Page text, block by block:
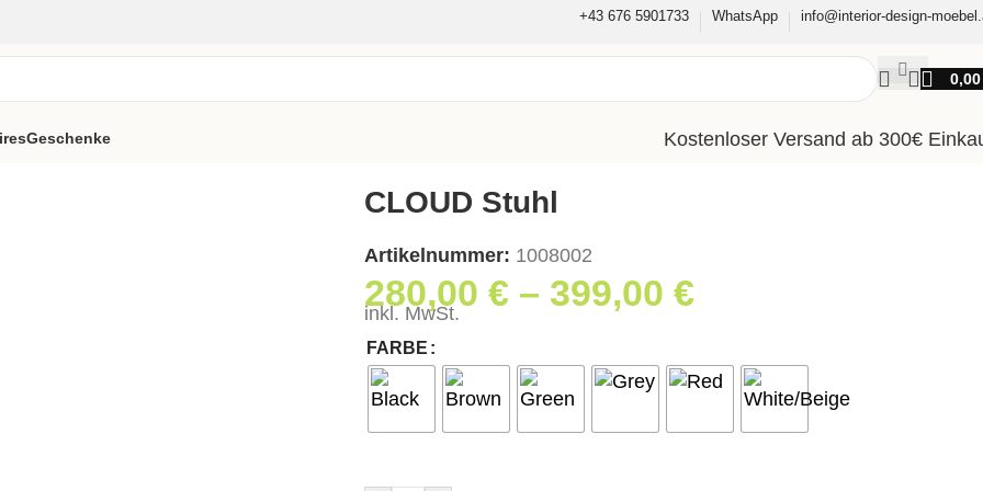
+43 676 5901733 WhatsApp info@interior-design-
Geschenke
Kostenloser Versand ab 300€
CLOUD Stuhl
Artikelnummer: 1008002
280,00 €– 399,00 €
inkl. MwSt.
FARBE